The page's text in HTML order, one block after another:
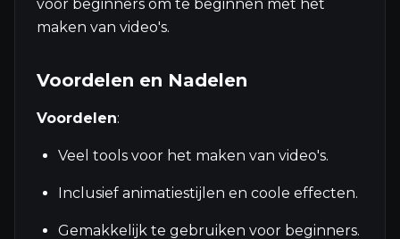
voor beginners om te beginnen met het
maken van video's.
Voordelen en Nadelen
Voordelen:
Veel tools voor het maken van video's.
Inclusief animatiestijlen en coole effecten.
Gemakkelijk te gebruiken voor beginners.